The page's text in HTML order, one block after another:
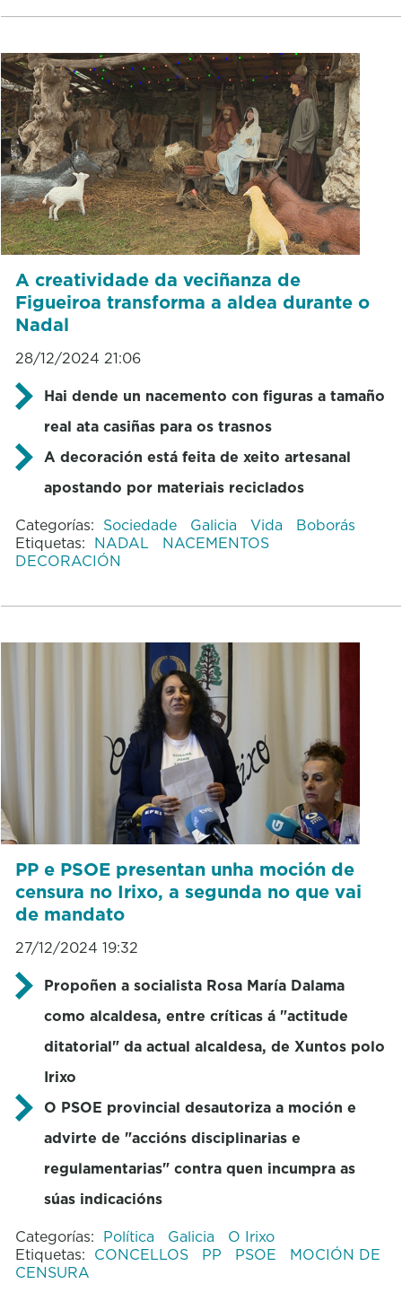
A creatividade da veciñanza de
Figueiroa transforma a aldea durante o
Nadal
28/12/2024 21:06
Hai dende un nacemento con figuras a tamaño
real ata casiñas para os trasnos
A decoración está feita de xeito artesanal
apostando por materiais reciclados
Categorías: Sociedade Galicia Vida
Boborás
Etiquetas: NADAL
NACEMENTOS
DECORACIÓN
PP e PSOE presentan unha moción de
censura no Irixo, a segunda no que vai
de mandato
27/12/2024 19:32
Propoñen a socialista Rosa María Dalama
como alcaldesa, entre críticas á "actitude
ditatorial" da actual alcaldesa, de Xuntos polo
Irixo
O PSOE provincial desautoriza a moción e
advirte de "accións disciplinarias e
regulamentarias" contra quen incumpra as
súas indicacións
Categorías: Política Galicia
O Irixo
Etiquetas: CONCELLOS PP PSOE
MOCIÓN DE
CENSURA